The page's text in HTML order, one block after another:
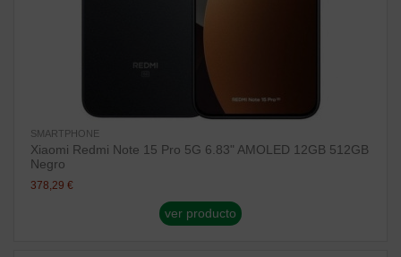
SMARTPHONE
Xiaomi Redmi Note 15 Pro 5G 6.83" AMOLED 12GB 512GB
Negro
378,29 €
ver producto